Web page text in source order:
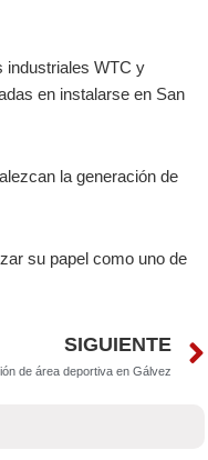
industriales WTC y
en instalarse en San
la generación de
su papel como uno de
SIGUIENTE
de área deportiva en Gálvez